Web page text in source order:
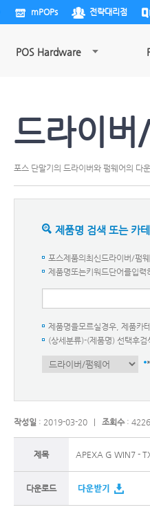
mPOPs 전략대리점
POS Hardware
드라이버
포스 단말기의 드라이버와 펌웨어의 다
제품명 검색 또는 카
포스제품의최신드라이버/펌
제품명또는키워드단어를입
제품명을모르실경우, 제품카
(상세분류)-(제품명) 선택후
작성일 : 2019-03-20 | 조회수: 4226
제목 APEXA G WIN7 -
다운로드